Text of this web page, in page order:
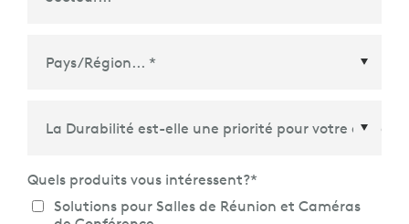
Pays/Région*
Quels produits vous intéressent?*
Solutions pour Salles de Réunion et Caméras